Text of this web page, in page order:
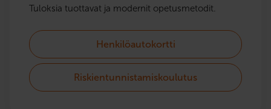
Tuloksia tuottavat ja modernit opetusmetodit.
Henkilöautokortti
Riskientunnistamiskoulutus